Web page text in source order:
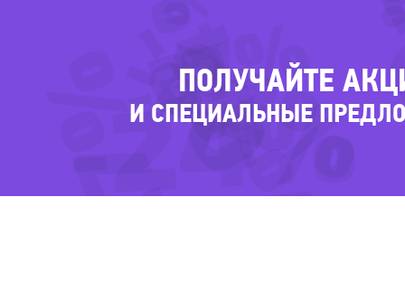
ПОЛУЧАЙТЕ
И СПЕЦИАЛЬНЫЕ
-24%
-84%
-80%
-22%
-37%
-27%